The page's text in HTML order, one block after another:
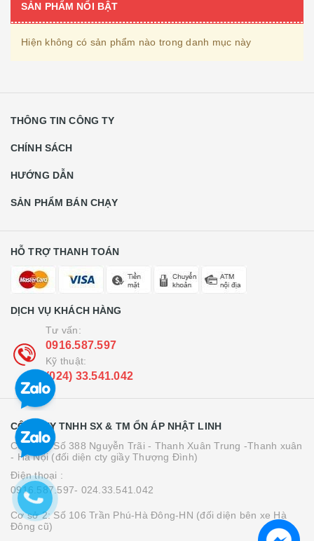
SẢN PHẨM NỔI BẬT
Hiện không có sản phẩm nào trong danh mục này
THÔNG TIN CÔNG TY
CHÍNH SÁCH
HƯỚNG DẪN
SẢN PHẨM BÁN CHẠY
HỖ TRỢ THANH TOÁN
DỊCH VỤ KHÁCH HÀNG
Tư vấn:
0916.587.597
Kỹ thuật:
(024) 33.541.042
CÔNG TY TNHH SX & TM ỔN ÁP NHẬT LINH
Cơ sở 1: Số 388 Nguyễn Trãi - Thanh Xuân Trung -Thanh xuân
- Hà Nội (đối diện cty giầy Thượng Đình)
Điện thoại :
0916.587.597- 024.33.541.042
Cơ sở 2: Số 106 Trần Phú-Hà Đông-HN (đối diện bên xe Hà
Đông cũ)